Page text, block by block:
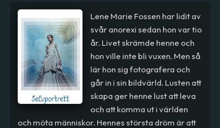
Lene Marie Fossen har lidit av
svår anorexi sedan hon var tio
år. Livet skrämde henne och
hon ville inte bli vuxen. Men så
lär hon sig fotografera och
går in i sin bildvärld. Lusten att
skapa ger henne lust att leva
och att komma ut i världen
och möta människor. Hennes största dröm är att